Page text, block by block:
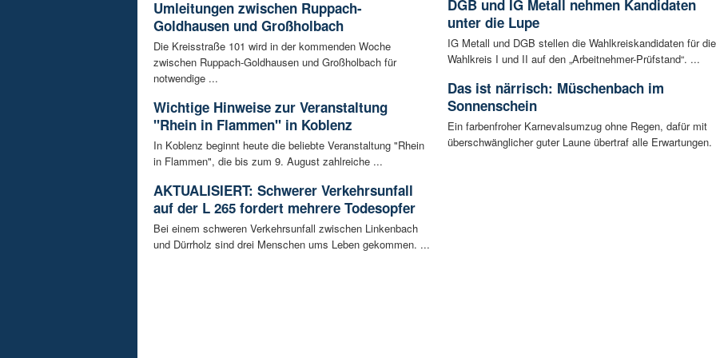
Umleitungen zwischen Ruppach-
Goldhausen und Großholbach
Die Kreisstraße 101 wird in der kommenden Woche
zwischen Ruppach-Goldhausen und Großholbach für
notwendige ...
Wichtige Hinweise zur Veranstaltung
"Rhein in Flammen" in Koblenz
In Koblenz beginnt heute die beliebte Veranstaltung "Rhein
in Flammen", die bis zum 9. August zahlreiche ...
AKTUALISIERT: Schwerer Verkehrsunfall
auf der L 265 fordert mehrere Todesopfer
Bei einem schweren Verkehrsunfall zwischen Linkenbach
und Dürrholz sind drei Menschen ums Leben gekommen. ...
DGB und IG Metall nehmen Kandidaten
unter die Lupe
IG Metall und DGB stellen die Wahlkreiskandidaten für die
Wahlkreis I und II auf den „Arbeitnehmer-Prüfstand“. ...
Das ist närrisch: Müschenbach im
Sonnenschein
Ein farbenfroher Karnevalsumzug ohne Regen, dafür mit
überschwänglicher guter Laune übertraf alle Erwartungen.